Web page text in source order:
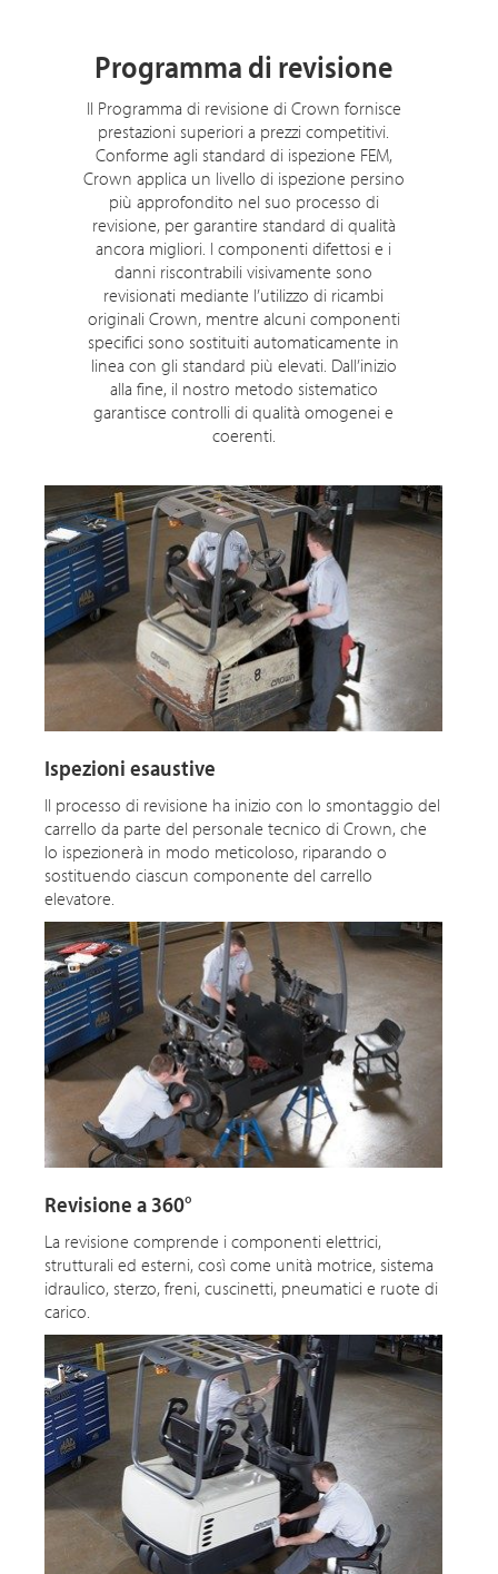
Programma di revisione
Il Programma di revisione di Crown fornisce
prestazioni superiori a prezzi competitivi.
Conforme agli standard di ispezione FEM,
Crown applica un livello di ispezione persino
più approfondito nel suo processo di
revisione, per garantire standard di qualità
ancora migliori. I componenti difettosi e i
danni riscontrabili visivamente sono
revisionati mediante l’utilizzo di ricambi
originali Crown, mentre alcuni componenti
specifici sono sostituiti automaticamente in
linea con gli standard più elevati. Dall’inizio
alla fine, il nostro metodo sistematico
garantisce controlli di qualità omogenei e
coerenti.
Ispezioni esaustive
Il processo di revisione ha inizio con lo smontaggio del
carrello da parte del personale tecnico di Crown, che
lo ispezionerà in modo meticoloso, riparando o
sostituendo ciascun componente del carrello
elevatore.
Revisione a 360°
La revisione comprende i componenti elettrici,
strutturali ed esterni, così come unità motrice, sistema
idraulico, sterzo, freni, cuscinetti, pneumatici e ruote di
carico.